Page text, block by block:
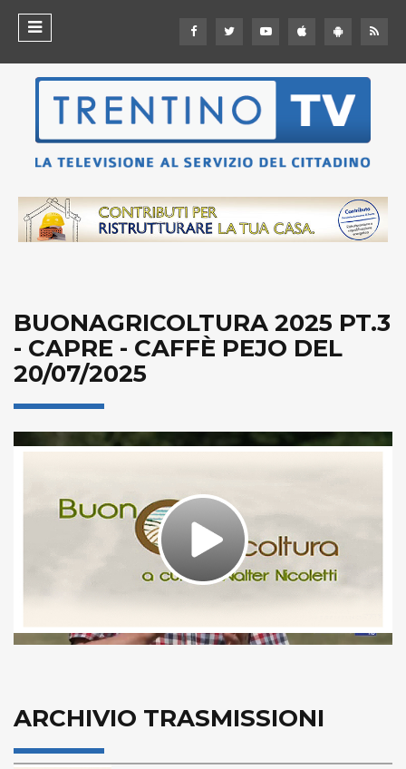
BUONAGRICOLTURA 2025 PT.3
- CAPRE - CAFFÈ PEJO DEL
20/07/2025
Play
Video
ARCHIVIO TRASMISSIONI